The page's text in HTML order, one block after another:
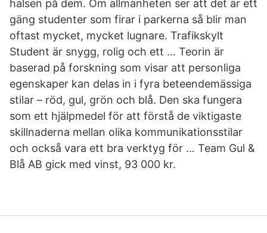
halsen på dem. Om allmänheten ser att det är ett
gäng studenter som firar i parkerna så blir man
oftast mycket, mycket lugnare. Trafikskylt
Student är snygg, rolig och ett … Teorin är
baserad på forskning som visar att personliga
egenskaper kan delas in i fyra beteendemässiga
stilar – röd, gul, grön och blå. Den ska fungera
som ett hjälpmedel för att förstå de viktigaste
skillnaderna mellan olika kommunikationsstilar
och också vara ett bra verktyg för … Team Gul &
Blå AB gick med vinst, 93 000 kr.